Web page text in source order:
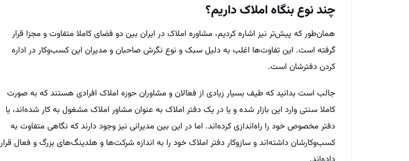
چند نوع بنگاه املاک داریم؟
همان‌‌طور که پیش‌‌تر نیز اشاره کردیم، مشاوره املاک در ایران بین دو فضای کاملا متفاوت و مجزا قرار
گرفته است. این تفاوت‌‌ها اغلب به دلیل سبک و نوع نگرش صاحبان و مدیران این کسب‌وکار در اداره
کردن دفترشان است.
جالب است بدانید که طیف بسیار زیادی از فعالان و مشاوران حوزه املاک افرادی هستند که به صورت
کاملا سنتی وارد این بازار شده و یا در یک دفتر املاک به عنوان مشاور املاک مشغول به کار شده‌‌اند، یا
دفتر مخصوص خود را راه‌‌اندازی کرده‌‌اند. اما در این بین مدیرانی نیز وجود دارند که نگاهی متفاوت به
کسب‌وکارشان داشته‌‌اند و سازوکار دفتر املاک خود را به اندازه شرکت‌‌ها و هلدینگ‌‌های بزرگ و فعال قرار